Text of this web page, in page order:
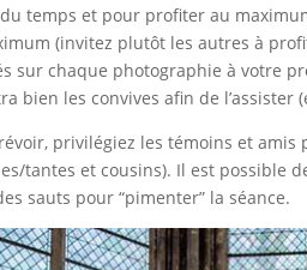
temps et pour profiter au
(invitez plutôt les autres à
sur chaque photographie à votre
bien les convives afin de l’assister
privilégiez les témoins et
tantes et cousins). Il est possible
sauts pour “pimenter” la séance.